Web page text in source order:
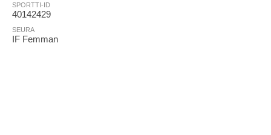
SPORTTI-ID
40142429
SEURA
IF Femman